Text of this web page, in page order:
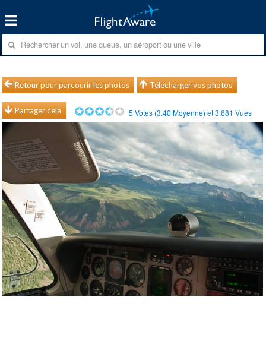
Retour pour parcourir les photos Télécharger vos photos
Partager cela 5 Votes (3.40 Moyenne) et3.681 Vues